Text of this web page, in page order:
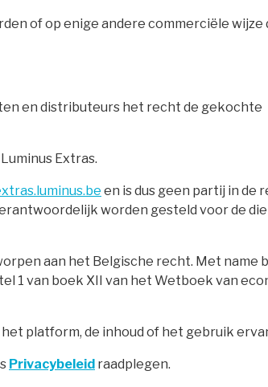
of op enige andere commerciële
en distributeurs het recht de gekochte
Extras.
en is dus geen partij in de
worden gesteld voor de
aan het Belgische recht. Met name
van boek XII van het Wetboek van
platform, de inhoud of het gebruik
Privacybeleid raadplegen.